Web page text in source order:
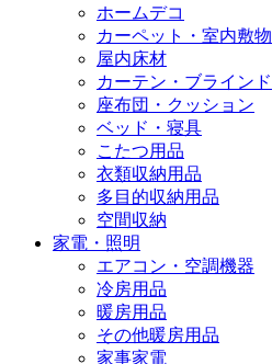
ホームデコ
カーペット・室内敷物
屋内床材
カーテン・ブラインド
座布団・クッション
ベッド・寝具
こたつ用品
衣類収納用品
多目的収納用品
空間収納
家電・照明
エアコン・空調機器
冷房用品
暖房用品
その他暖房用品
家事家電